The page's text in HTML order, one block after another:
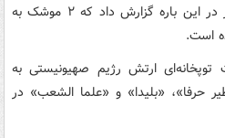
رادیو ارتش رژیم صهیونیستی نیز در این باره گزارش داد که ۲ موشک به
است.
ارتش رژیم صهیونیستی به
حرفا»، «بلیدا» و «علما الشعب» در